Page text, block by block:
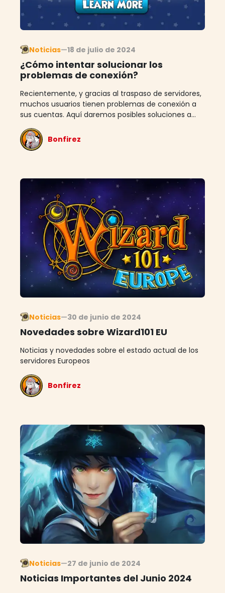
Noticias—18 de julio de 2024
¿Cómo intentar solucionar los
problemas de conexión?
Recientemente, y gracias al traspaso de servidores,
muchos usuarios tienen problemas de conexión a
sus cuentas. Aquí daremos posibles soluciones a...
Bonfirez
Noticias—30 de junio de 2024
Novedades sobre Wizard101 EU
Noticias y novedades sobre el estado actual de los
servidores Europeos
Bonfirez
Noticias—27 de junio de 2024
Noticias Importantes del Junio 2024